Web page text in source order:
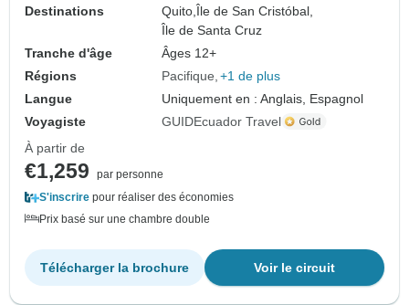
Destinations
Quito, Île de San Cristóbal,
Île de Santa Cruz
Tranche d'âge
Âges 12+
Régions
Pacifique +1 de plus
Langue
Uniquement en : Anglais, Espagnol
Voyagiste
GUIDEcuador Travel
À partir de
€1,259
par personne
S'inscrire pour réaliser des économies
Prix basé sur une chambre double
Voir le circuit
Télécharger la brochure